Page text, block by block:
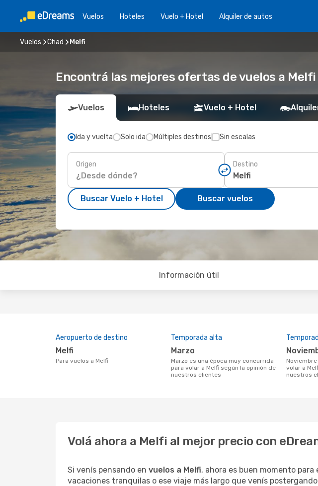
Vuelos Hoteles Vuelo + Hotel Alquiler de autos
Vuelos Chad Melfi
Encontrá las mejores ofertas de vuelos a Melfi
Vuelos Hoteles Vuelo + Hotel
Ida y vuelta Solo ida Múltiples destinos Sin escalas
Origen Destino
Buscar Vuelo + Hotel Buscar vuelos
Información útil
Aeropuerto de destino
Melfi
Para vuelos a Melfi
Temporada alta
marzo
marzo es una época muy concurrida
para volar a Melfi según la opinión de
nuestros clientes
noviembre es una temporada baja para
volar a
nuestros
Volá ahora a Melfi al mejor precio con
Si venís pensando en vuelos a Melfi, ahora es buen momento
vacaciones tranquilas o ese viaje más largo que venís